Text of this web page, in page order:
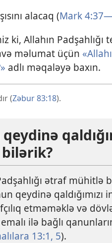
alacaq (Mark
ki, Allahın Padşahlığı
məlumat üçün
adlı məqaləyə baxın.
(Zəbur 83:18).
ətraf mühitlə
qeydinə qaldığımızı
etməməklə və
ilə bağlı
13:1, 5).